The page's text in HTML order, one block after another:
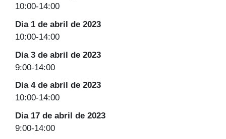
10:00-14:00
Dia 1 de abril de 2023
10:00-14:00
Dia 3 de abril de 2023
9:00-14:00
Dia 4 de abril de 2023
10:00-14:00
Dia 17 de abril de 2023
9:00-14:00